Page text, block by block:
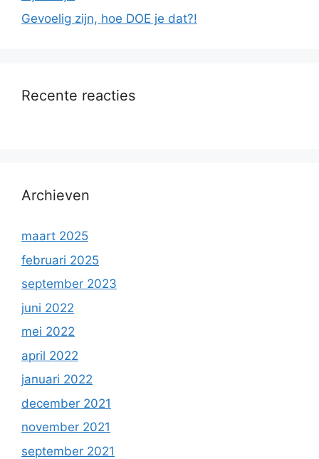
Gevoelig zijn, hoe DOE je dat?!
Recente reacties
Archieven
maart 2025
februari 2025
september 2023
juni 2022
mei 2022
april 2022
januari 2022
december 2021
november 2021
september 2021